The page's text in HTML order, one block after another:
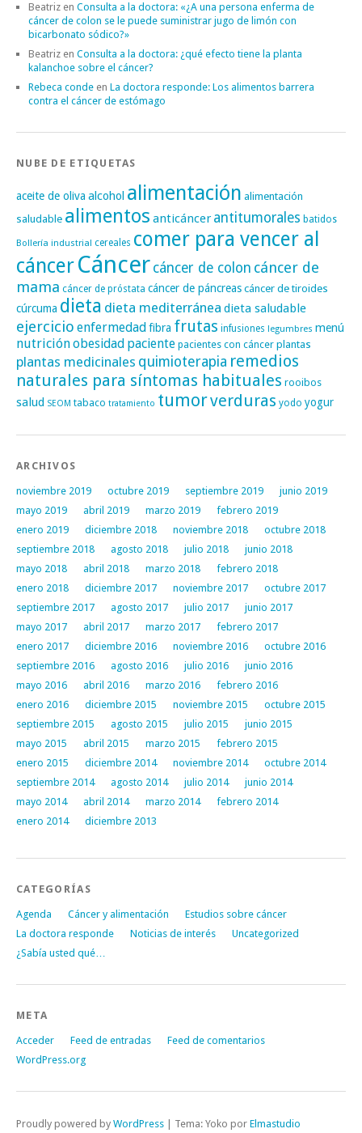
Beatriz en Consulta a la doctora: «¿A una persona enferma de
cáncer de colon se le puede suministrar jugo de limón con
bicarbonato sódico?»
Beatriz en Consulta a la doctora: ¿qué efecto tiene la planta
kalanchoe sobre el cáncer?
Rebeca conde en La doctora responde: Los alimentos barrera
contra el cáncer de estómago
NUBE DE ETIQUETAS
aceite de oliva alcohol alimentación alimentación
saludable alimentos anticáncer antitumorales batidos
Bollería industrial cereales comer para vencer al
cáncerCáncer cáncer de colon cáncer de
mama cáncer de próstata cáncer de páncreascáncer de tiroides
cúrcuma dieta dieta mediterránea dieta saludable
ejercicio enfermedadfibra frutas infusiones legumbres menú
nutriciónobesidad paciente pacientes con cáncer plantas
plantas medicinales quimioterapia remedios
naturales para síntomas habituales rooibos
salud SEOM tabaco tratamiento tumorverduras yodo yogur
ARCHIVOS
noviembre 2019 octubre 2019 septiembre 2019
junio 2019
mayo 2019
abril 2019 marzo 2019
febrero 2019
enero 2019
diciembre 2018 noviembre 2018
octubre 2018
septiembre 2018
agosto 2018 julio 2018
junio 2018
mayo 2018
abril 2018 marzo 2018
febrero 2018
enero 2018
diciembre 2017 noviembre 2017
octubre 2017
septiembre 2017
agosto 2017 julio 2017
junio 2017
mayo 2017
abril 2017 marzo 2017
febrero 2017
enero 2017
diciembre 2016 noviembre 2016
octubre 2016
septiembre 2016
agosto 2016 julio 2016
junio 2016
mayo 2016
abril 2016 marzo 2016
febrero 2016
enero 2016
diciembre 2015 noviembre 2015
octubre 2015
septiembre 2015
agosto 2015 julio 2015
junio 2015
mayo 2015
abril 2015 marzo 2015
febrero 2015
enero 2015
diciembre 2014 noviembre 2014
octubre 2014
septiembre 2014
agosto 2014 julio 2014
junio 2014
mayo 2014
abril 2014 marzo 2014
febrero 2014
enero 2014
diciembre 2013
CATEGORÍAS
Agenda Cáncer y alimentación
Estudios sobre cáncer
La doctora responde
Noticias de interés
Uncategorized
¿Sabía usted qué…
META
Acceder Feed de entradas
Feed de comentarios
WordPress.org
Proudly powered by WordPress Tema: Yoko por Elmastudio